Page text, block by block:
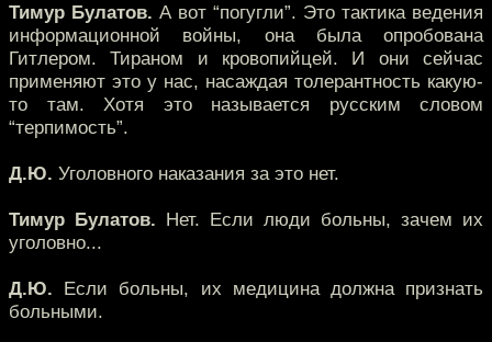
Тимур Булатов. А вот “погугли”. Это тактика ведения
информационной войны, она была опробована
Гитлером. Тираном и кровопийцей. И они сейчас
применяют это у нас, насаждая толерантность какую-
то там. Хотя это называется русским словом
“терпимость”.
Д.Ю. Уголовного наказания за это нет.
Тимур Булатов. Нет. Если люди больны, зачем их
уголовно...
Д.Ю. Если больны, их медицина должна признать
больными.